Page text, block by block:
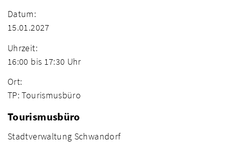
Datum:
15.01.2027
Uhrzeit:
16:00 bis 17:30 Uhr
Ort:
TP: Tourismusbüro
Tourismusbüro
Stadtverwaltung Schwandorf